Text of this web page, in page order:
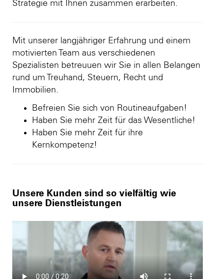
Strategie mit Ihnen zusammen erarbeiten.
Mit unserer langjähriger Erfahrung und einem
motivierten Team aus verschiedenen
Spezialisten betreuuen wir Sie in allen Belangen
rund um Treuhand, Steuern, Recht und
Immobilien.
Befreien Sie sich von Routineaufgaben!
Haben Sie mehr Zeit für das Wesentliche!
Haben Sie mehr Zeit für ihre
Kernkompetenz!
Unsere Kunden sind so vielfältig wie
unsere Dienstleistungen